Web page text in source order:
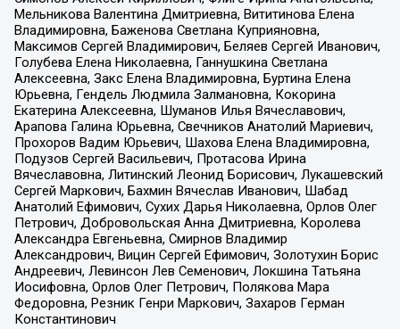
Мельникова Валентина Дмитриевна, Вититинова Елена
Владимировна, Баженова Светлана Куприяновна,
Максимов Сергей Владимирович, Беляев Сергей Иванович,
Голубева Елена Николаевна, Ганнушкина Светлана
Алексеевна, Закс Елена Владимировна, Буртина Елена
Юрьевна, Гендель Людмила Залмановна, Кокорина
Екатерина Алексеевна, Шуманов Илья Вячеславович,
Арапова Галина Юрьевна, Свечников Анатолий Мариевич,
Прохоров Вадим Юрьевич, Шахова Елена Владимировна,
Подузов Сергей Васильевич, Протасова Ирина
Вячеславовна, Литинский Леонид Борисович, Лукашевский
Сергей Маркович, Бахмин Вячеслав Иванович, Шабад
Анатолий Ефимович, Сухих Дарья Николаевна, Орлов Олег
Петрович, Добровольская Анна Дмитриевна, Королева
Александра Евгеньевна, Смирнов Владимир
Александрович, Вицин Сергей Ефимович, Золотухин Борис
Андреевич, Левинсон Лев Семенович, Локшина Татьяна
Иосифовна, Орлов Олег Петрович, Полякова Мара
Федоровна, Резник Генри Маркович, Захаров Герман
Константинович